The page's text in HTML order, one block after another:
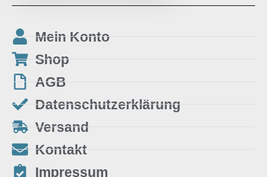
Mein Konto
Shop
AGB
Datenschutzerklärung
Versand
Kontakt
Impressum